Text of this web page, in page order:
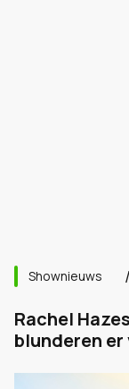
Shownieuws
Rachel
blunderen